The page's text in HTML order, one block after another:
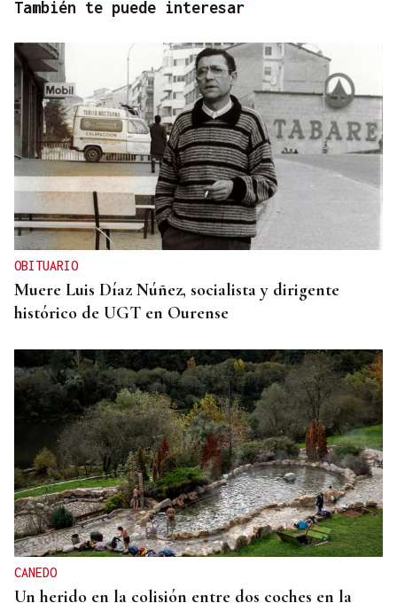
También te puede interesar
OBITUARIO
Muere Luis Díaz Núñez, socialista y dirigente
histórico de UGT en Ourense
CANEDO
Un herido en la colisión entre dos coches en la